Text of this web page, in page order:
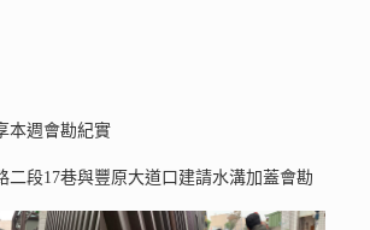
本週會勘紀實
二段17巷與豐原大道口建請水溝加蓋會勘